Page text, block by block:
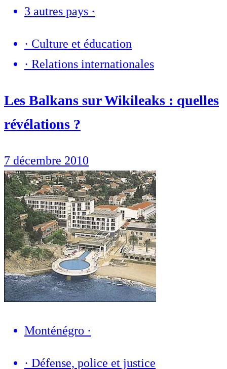
3 autres pays ·
· Culture et éducation
· Relations internationales
Les Balkans sur Wikileaks : quelles
révélations ?
7 décembre 2010
Monténégro ·
· Défense, police et justice